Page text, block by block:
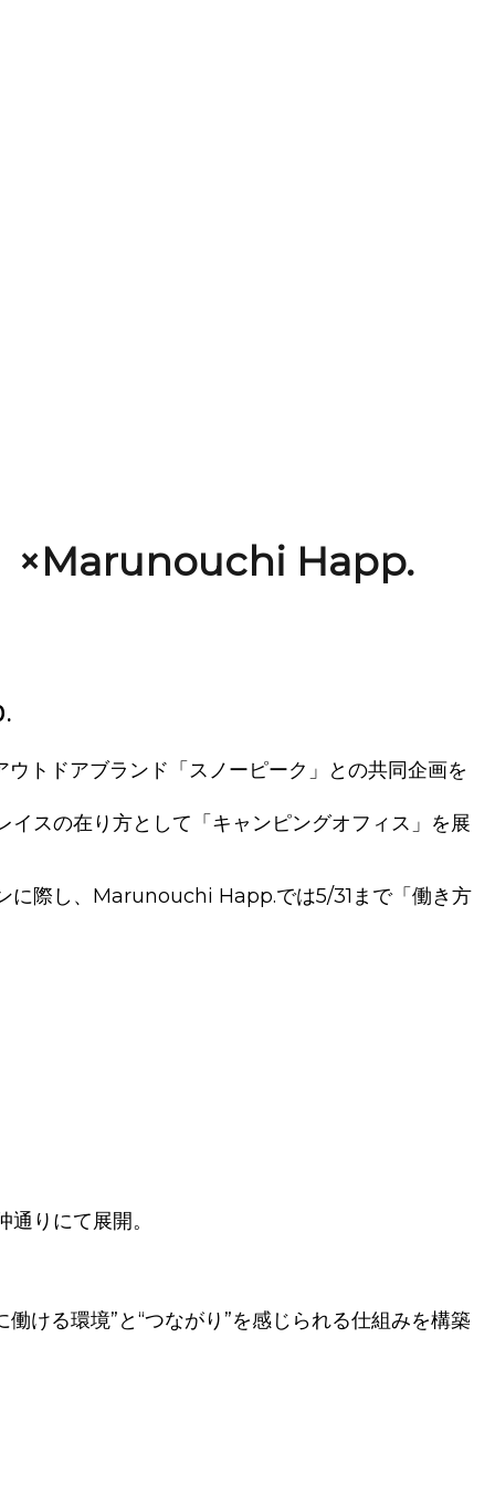
×Marunouchi Happ.
トドアブランド「スノーピーク」との共同企画を
スの在り方として「キャンピングオフィス」を展
に際し、Marunouchi Happ.では5/31まで「働き方
りにて展開。
ける環境”と“つながり”を感じられる仕組みを構築